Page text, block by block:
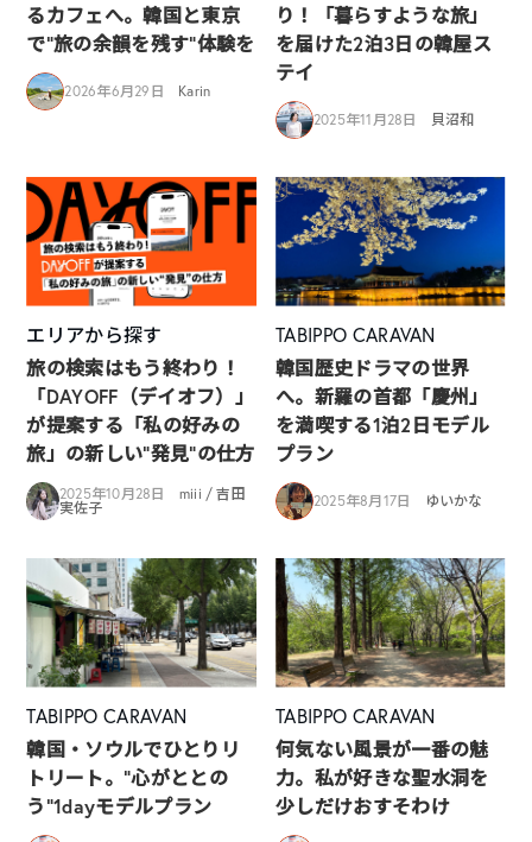
るカフェへ。韓国と東京
で“旅の余韻を残す”体験を
2026年6月29日 Karin
り！「暮らすような旅」
を届けた2泊3日の韓屋ス
テイ
2025年11月28日 貝沼和
エリアから探す
旅の検索はもう終わり！
「DAYOFF（デイオフ）」
が提案する「私の好みの
旅」の新しい“発見”の仕方
2025年10月28日
miii / 吉田
実佐子
TABIPPO CARAVAN
韓国歴史ドラマの世界
へ。新羅の首都「慶州」
を満喫する1泊2日モデル
プラン
2025年8月17日 ゆいかな
TABIPPO CARAVAN
韓国・ソウルでひとりリ
トリート。”心がととの
う”1dayモデルプラン
TABIPPO CARAVAN
何気ない風景が一番の魅
力。私が好きな聖水洞を
少しだけおすそわけ